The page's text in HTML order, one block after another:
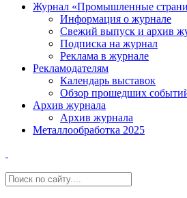
Журнал «Промышленные
Информация о журнале
Свежий выпуск и архив
Подписка на журнал
Реклама в журнале
Рекламодателям
Календарь выставок
Обзор прошедших
Архив журнала
Архив журнала
Металлообработка 2025